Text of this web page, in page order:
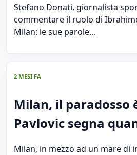
Stefano Donati, giornalista
commentare il ruolo di
Milan: le sue parole...
2 MESI FA
Milan, il paradosso
Pavlovic segna
Milan, in mezzo ad un mare di